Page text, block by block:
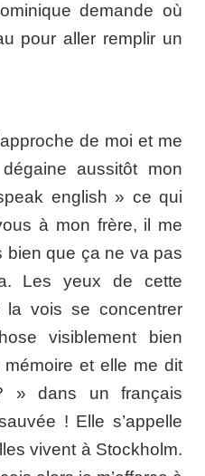
demande où
pour aller remplir un
de moi et me
aussitôt mon
english » ce qui
à mon frère, il me
bien que ça ne va pas
Les yeux de cette
la vois se concentrer
visiblement bien
et elle me dit
» dans un français
! Elle s’appelle
vivent à Stockholm.